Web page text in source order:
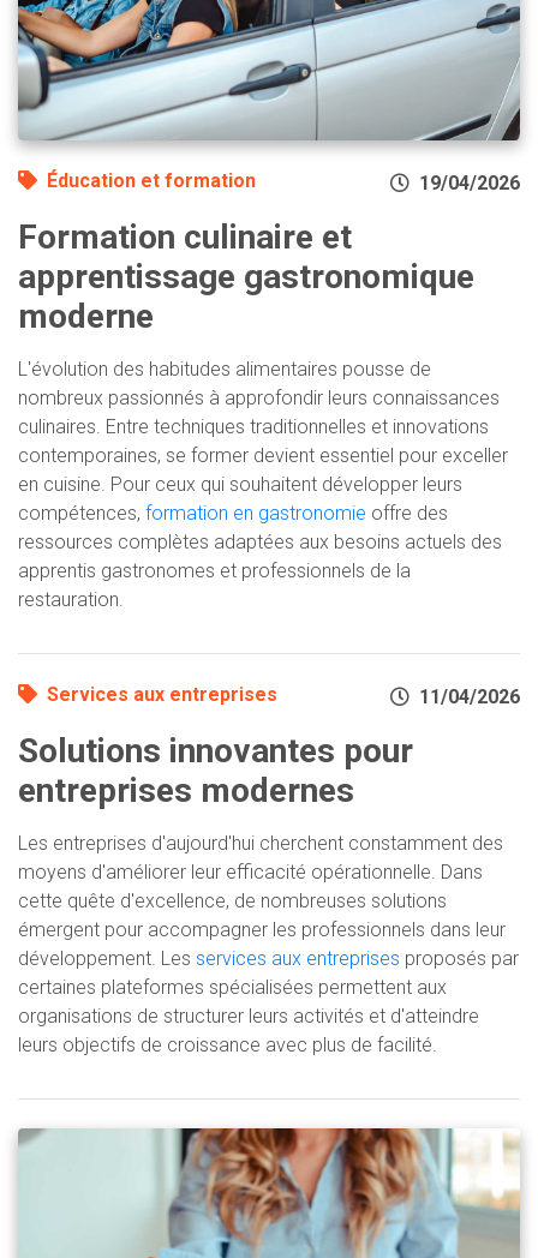
Éducation et formation 19/04/2026
Formation culinaire et
apprentissage gastronomique
moderne
L'évolution des habitudes alimentaires pousse de
nombreux passionnés à approfondir leurs connaissances
culinaires. Entre techniques traditionnelles et innovations
contemporaines, se former devient essentiel pour exceller
en cuisine. Pour ceux qui souhaitent développer leurs
compétences, formation en gastronomie offre des
ressources complètes adaptées aux besoins actuels des
apprentis gastronomes et professionnels de la
restauration.
Services aux entreprises 11/04/2026
Solutions innovantes pour
entreprises modernes
Les entreprises d'aujourd'hui cherchent constamment des
moyens d'améliorer leur efficacité opérationnelle. Dans
cette quête d'excellence, de nombreuses solutions
émergent pour accompagner les professionnels dans leur
développement. Les services aux entreprises proposés par
certaines plateformes spécialisées permettent aux
organisations de structurer leurs activités et d'atteindre
leurs objectifs de croissance avec plus de facilité.